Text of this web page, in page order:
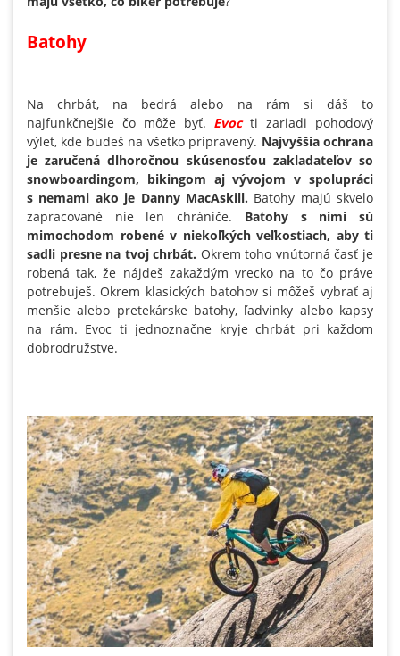
Batohy
Na chrbát, na bedrá alebo na rám si dáš to
najfunkčnejšie čo môže byť. Evoc ti zariadi pohodový
výlet, kde budeš na všetko pripravený. Najvyššia ochrana
je zaručená dlhoročnou skúsenosťou zakladateľov so
snowboardingom, bikingom aj vývojom v spolupráci
s nemami ako je Danny MacAskill. Batohy majú skvelo
zapracované nie len chrániče. Batohy s nimi sú
mimochodom robené v niekoľkých veľkostiach, aby ti
sadli presne na tvoj chrbát. Okrem toho vnútorná časť je
robená tak, že nájdeš zakaždým vrecko na to čo práve
potrebuješ. Okrem klasických batohov si môžeš vybrať aj
menšie alebo pretekárske batohy, ľadvinky alebo kapsy
na rám. Evoc ti jednoznačne kryje chrbát pri každom
dobrodružstve.